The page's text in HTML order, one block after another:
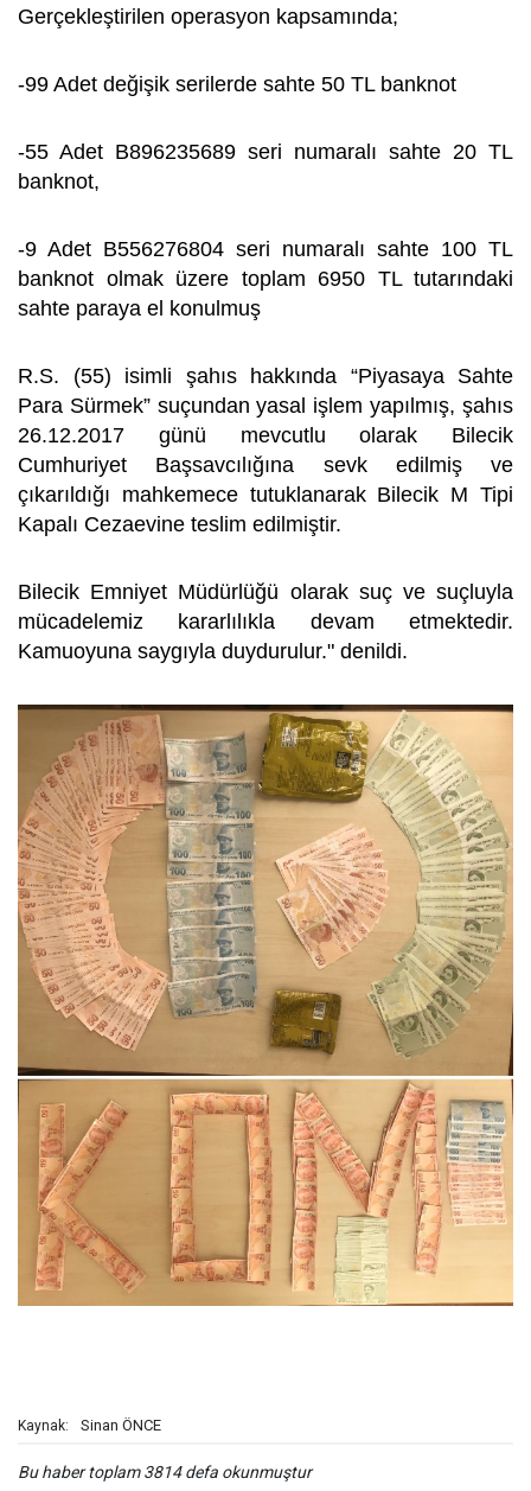
Gerçekleştirilen operasyon kapsamında;
-99 Adet değişik serilerde sahte 50 TL banknot
-55 Adet B896235689 seri numaralı sahte 20 TL
banknot,
-9 Adet B556276804 seri numaralı sahte 100 TL
banknot olmak üzere toplam 6950 TL tutarındaki
sahte paraya el konulmuş
R.S. (55) isimli şahıs hakkında “Piyasaya Sahte
Para Sürmek” suçundan yasal işlem yapılmış, şahıs
26.12.2017 günü mevcutlu olarak Bilecik
Cumhuriyet Başsavcılığına sevk edilmiş ve
çıkarıldığı mahkemece tutuklanarak Bilecik M Tipi
Kapalı Cezaevine teslim edilmiştir.
Bilecik Emniyet Müdürlüğü olarak suç ve suçluyla
mücadelemiz kararlılıkla devam etmektedir.
Kamuoyuna saygıyla duydurulur." denildi.
Kaynak: Sinan ÖNCE
Bu haber toplam 3814 defa okunmuştur